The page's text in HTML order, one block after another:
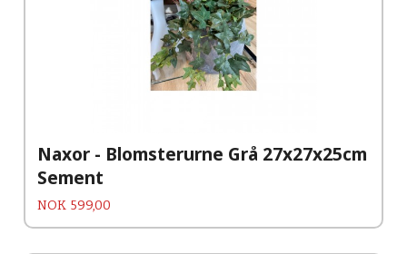
Naxor - Blomsterurne Grå 27x27x25cm
Sement
Pris
NOK 599,00